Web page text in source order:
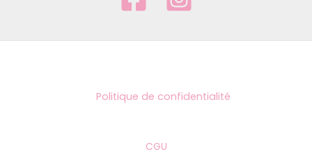
Politique de confidentialité
CGU